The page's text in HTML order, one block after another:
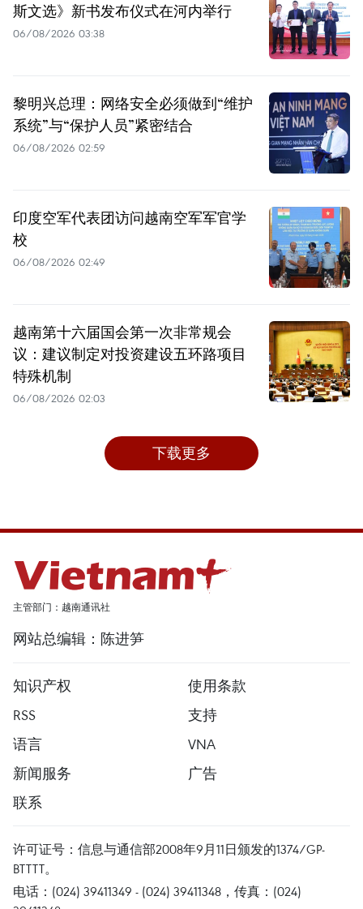
斯文选》新书发布仪式在河内举行
06/08/2026 03:38
黎明兴总理：网络安全必须做到“维护
系统”与“保护人员”紧密结合
06/08/2026 02:59
印度空军代表团访问越南空军军官学
校
06/08/2026 02:49
越南第十六届国会第一次非常规会
议：建议制定对投资建设五环路项目
特殊机制
06/08/2026 02:03
下载更多
主管部门：越南通讯社
网站总编辑：陈进笋
知识产权
使用条款
RSS
支持
语言
VNA
新闻服务
广告
联系
许可证号：信息与通信部2008年9月11日颁发的1374/GP-
BTTTT。
电话：(024) 39411349 - (024) 39411348，传真：(024)